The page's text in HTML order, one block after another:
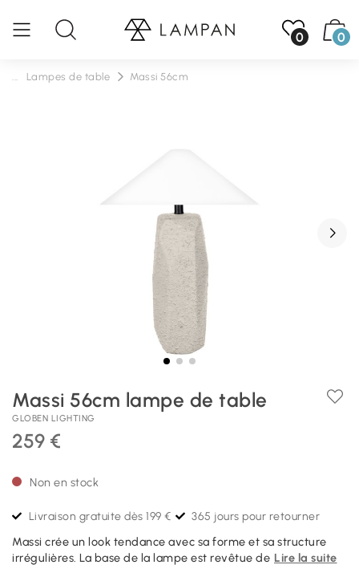
0 0
Lampes de table Massi 56cm
Massi 56cm lampe de table
GLOBEN LIGHTING
259 €
Non en stock
Livraison gratuite dès 199 € 365 jours pour retourner
Massi crée un look tendance avec sa forme et sa structure
irrégulières. La base de la lampe est revêtue de Lire la suite